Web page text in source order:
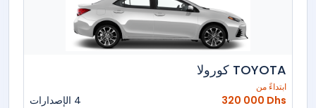
TOYOTA كورولا
ابتداءً من
320 000 Dhs 4 الإصدارات